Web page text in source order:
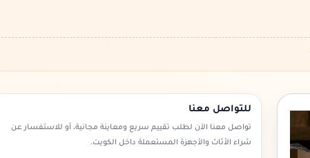
للتواصل معنا
تواصل معنا الآن لطلب تقييم سريع ومعاينة مجانية، أو للاستفسار عن
شراء الأثاث والأجهزة المستعملة داخل الكويت.